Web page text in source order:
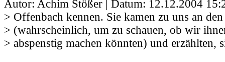
Autor: Achim Stößer | Datum: 12.12.2004
> Offenbach kennen. Sie kamen zu uns an
> (wahrscheinlich, um zu schauen, ob wir
> abspenstig machen könnten) und erzählten,